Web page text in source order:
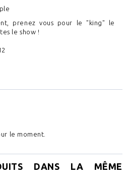
prenez vous pour le "king" le
le show !
le moment.
DANS LA MÊME